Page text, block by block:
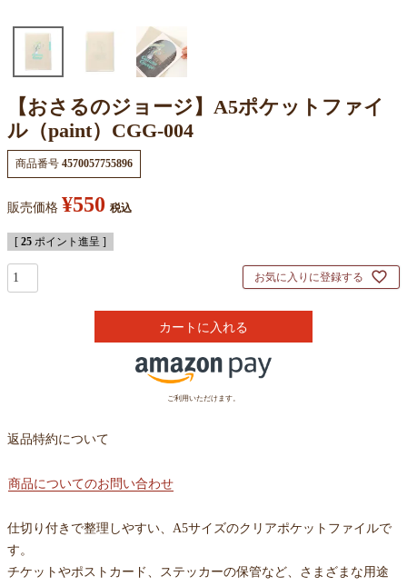
【おさるのジョージ】A5ポケットファイ
ル（paint）CGG-004
商品番号 4570057755896
販売価格 ¥550 税込
[ 25 ポイント進呈 ]
お気に入りに登録する
カートに入れる
ご利用いただけます。
返品特約について
商品についてのお問い合わせ
仕切り付きで整理しやすい、A5サイズのクリアポケットファイルで
す。
チケットやポストカード、ステッカーの保管など、さまざまな用途